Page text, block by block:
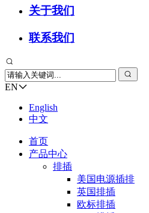
关于我们
联系我们
EN
English
中文
首页
产品中心
排插
美国电源插排
英国排插
欧标排插